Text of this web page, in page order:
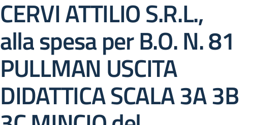
CERVI ATTILIO S.R.L.,
alla spesa per B.O. N. 81
PULLMAN USCITA
DIDATTICA SCALA 3A 3B